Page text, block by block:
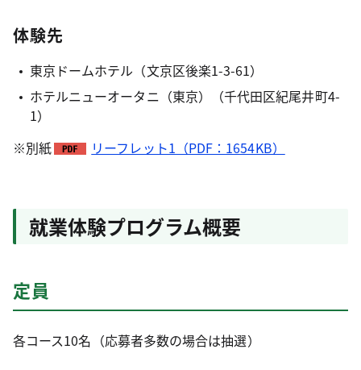
体験先
東京ドームホテル（文京区後楽1-3-61）
ホテルニューオータニ（東京）（千代田区紀尾井町4-
1）
※別紙
リーフレット1（PDF：1654KB）
就業体験プログラム概要
定員
各コース10名（応募者多数の場合は抽選）